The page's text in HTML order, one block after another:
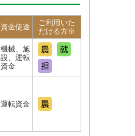
資金使途
ご利用いた
だける方※
機械、施
設、運転
資金
運転資金